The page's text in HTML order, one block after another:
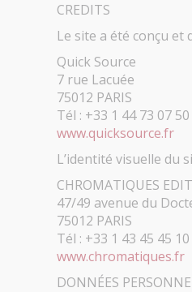
CREDITS
Le site a été conçu et
Quick Source
7 rue Lacuée
75012 PARIS
Tél : +33 1 44 73 07 50
www.quicksource.fr
L’identité visuelle du
CHROMATIQUES
47/49 avenue du
75012 PARIS
Tél : +33 1 43 45 45 10
www.chromatiques.fr
DONNÉES